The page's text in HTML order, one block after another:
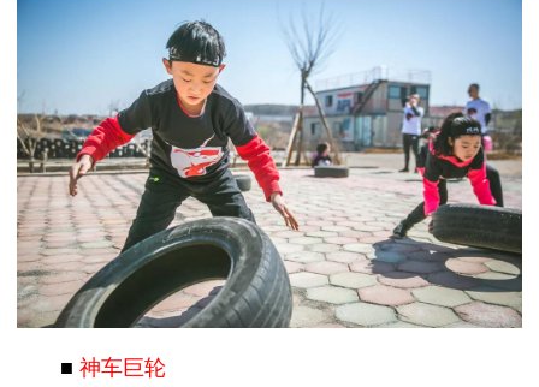
■ 神车巨轮